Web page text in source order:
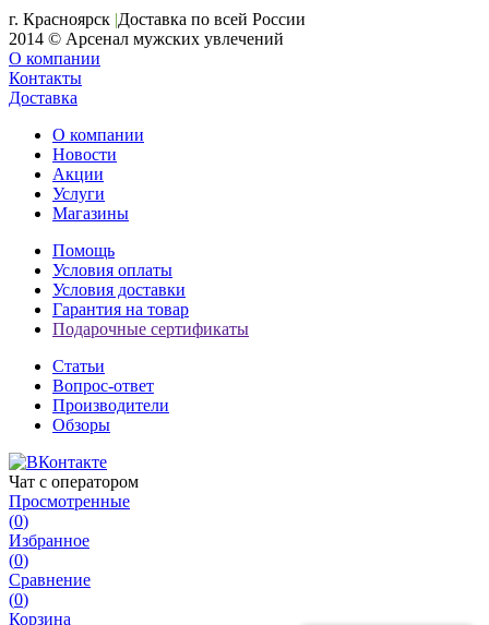
г. Красноярск |Доставка по всей России
2014 © Арсенал мужских увлечений
О компании
Контакты
Доставка
О компании
Новости
Акции
Услуги
Магазины
Помощь
Условия оплаты
Условия доставки
Гарантия на товар
Подарочные сертификаты
Статьи
Вопрос-ответ
Производители
Обзоры
Чат с оператором
Просмотренные
(0)
Избранное
(0)
Сравнение
(0)
Корзина